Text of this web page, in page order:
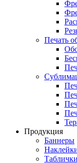
Печать
Продукция
Баннеры
Таблички